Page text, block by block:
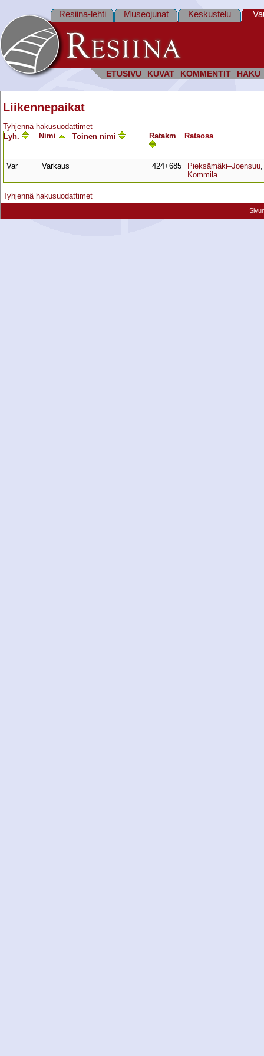
ETUSIVU KUVAT KOMMENTIT HAKU
Resiina-lehti Museojunat Keskustelu
Liikennepaikat
Tyhjennä hakusuodattimet
Lyh.
Nimi Toinen nimi Ratakm Rata­osa
Var Varkaus 424+685 Pieksämäki–Joensuu
Kommila
Tyhjennä hakusuodattimet